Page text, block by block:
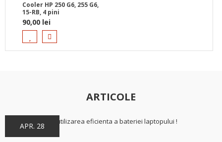
Cooler HP 250 G6, 255 G6,
15-RB, 4 pini
90,00 lei
ARTICOLE
APR. 28